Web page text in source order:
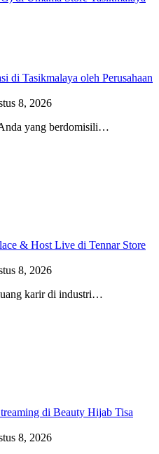
di Tasikmalaya oleh Perusahaan
8, 2026
yang berdomisili…
& Host Live di Tennar Store
8, 2026
karir di industri…
di Beauty Hijab Tisa
8, 2026